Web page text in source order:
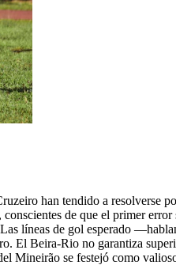
han tendido a resolverse
de que el primer
líneas de gol esperado
El Beira-Rio no garantiza
Mineirão se festejó como